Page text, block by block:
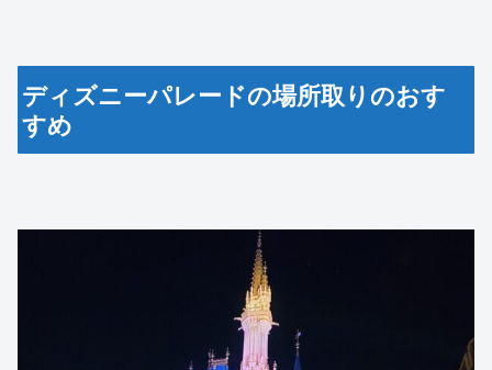
ディズニーパレードの場所取りのおす
すめ